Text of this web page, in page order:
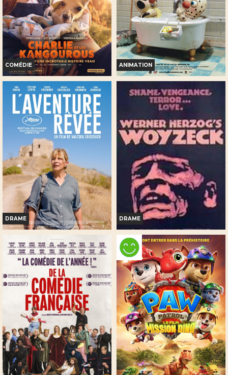
Réservation
INT. -12ans
Réservation
TOUT PUBLIC
COMÉDIE
CHARLIE ET LES
KANGOUROUS
Horaires et Infos
Bande-annonce
Réservation
TOUT PUBLIC
ANIMATION
DE GROS-POIS ET PETIT-
POINT
Horaires et Infos
Bande-annonce
Réservation
TOUT PUBLIC
DRAME
L'AVENTURE RÊVÉE
Horaires et Infos
Bande-annonce
Réservation
TOUT PUBLIC
DRAME
WOYZECK
Horaires et Infos
Bande-annonce
Réservation
TOUT PUBLIC